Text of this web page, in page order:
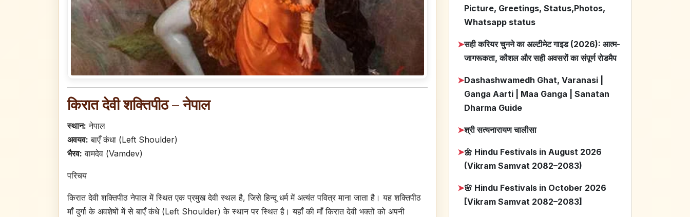
किरात देवी शक्तिपीठ – नेपाल
स्थान: नेपाल
अवयव: बाएँ कंधा (Left Shoulder)
भैरव: वामदेव (Vamdev)
परिचय
किरात देवी शक्तिपीठ नेपाल में स्थित एक प्रमुख देवी स्थल है, जिसे हिन्दू धर्म में अत्यंत पवित्र माना जाता है। यह शक्तिपीठ
माँ दुर्गा के अवशेषों में से बाएँ कंधे (Left Shoulder) के स्थान पर स्थित है। यहाँ की माँ किरात देवी भक्तों को अपनी
Picture, Greetings, Status,Photos,
Whatsapp status
➤सही करियर चुनने का अल्टीमेट गाइड (2026): आत्म-
जागरूकता, कौशल और सही अवसरों का संपूर्ण रोडमैप
➤Dashashwamedh Ghat, Varanasi |
Ganga Aarti | Maa Ganga | Sanatan
Dharma Guide
➤श्री सत्यनारायण चालीसा
➤🌼 Hindu Festivals in August 2026
(Vikram Samvat 2082–2083)
➤🌸 Hindu Festivals in October 2026
[Vikram Samvat 2082–2083]